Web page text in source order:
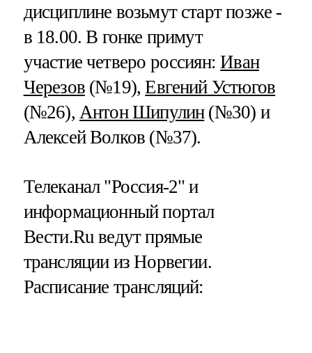
дисциплине возьмут старт позже -
в 18.00. В гонке примут
участие четверо россиян:Иван
Черезов(№19),Евгений Устюгов
(№26), Антон Шипулин(№30) и
Алексей Волков (№37).
Телеканал "Россия-2" и
информационный портал
Вести.Ru ведут прямые
трансляции из Норвегии.
Расписание трансляций: